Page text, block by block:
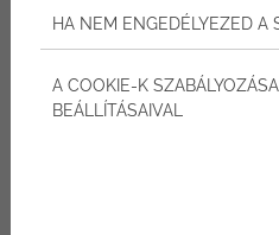
B épület 2. emelet
HA NEM ENGEDÉLYEZED A
A COOKIE-K
BEÁLLÍTÁSAIVAL